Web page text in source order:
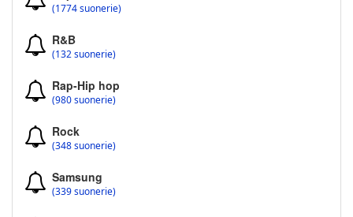
(1774 suonerie)
R&B
(132 suonerie)
Rap-Hip hop
(980 suonerie)
Rock
(348 suonerie)
Samsung
(339 suonerie)